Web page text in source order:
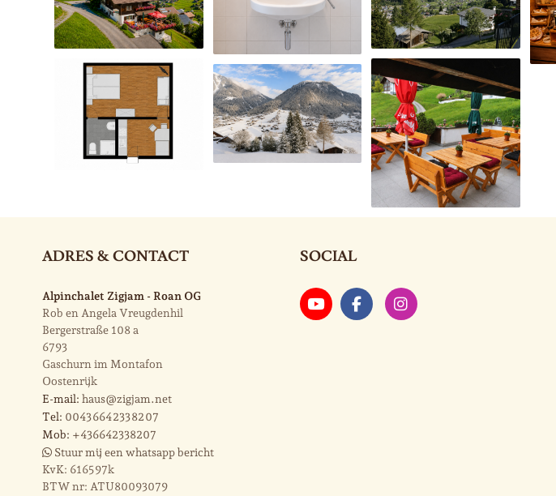
ADRES & CONTACT
Alpinchalet Zigjam - Roan OG
Rob en Angela Vreugdenhil
Bergerstraße 108 a
6793
Gaschurn im Montafon
Oostenrijk
E-mail: haus@zigjam.net
Tel: 0043 664 233 82 07
Mob: +436642338207
Stuur mij een whatsapp bericht
KvK: 616597k
BTW nr: ATU80093079
SOCIAL